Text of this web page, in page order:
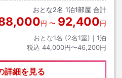
おとな2名 1泊1部屋 合計
円 〜 92,400円
おとな1名 (2名1室)｜ 1泊
税込 44,000円〜46,200円
詳細を見る